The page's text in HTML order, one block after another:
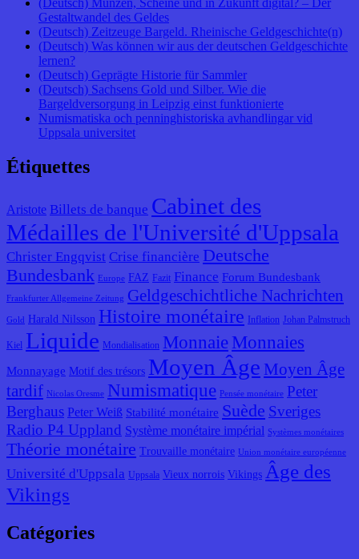
Gestaltwandel des Geldes
(Deutsch) Zeitzeuge Bargeld. Rheinische Geldgeschichte(n)
(Deutsch) Was können wir aus der deutschen Geldgeschichte
lernen?
(Deutsch) Geprägte Historie für Sammler
(Deutsch) Sachsens Gold und Silber. Wie die
Bargeldversorgung in Leipzig einst funktionierte
Numismatiska och penninghistoriska avhandlingar vid
Uppsala universitet
Étiquettes
Aristote Billets de banque Cabinet des
Médailles de l'Université d'Uppsala
Christer Engqvist Crise financière Deutsche
Bundesbank
Europe FAZ Fazit Finance Forum Bundesbank
Frankfurter Allgemeine Zeitung Geldgeschichtliche Nachrichten
Gold Harald Nilsson Histoire monétaire Inflation Johan Palmstruch
Kiel Liquide Mondialisation Monnaie Monnaies
Monnayage Motif des trésors Moyen Âge Moyen Âge
tardif Nicolas Oresme Numismatique Pensée monétaire Peter
Berghaus Peter Weiß Stabilité monétaire Suède Sveriges
Radio P4 Uppland Système monétaire impérial Systèmes monétaires
Théorie monétaire Trouvaille monétaire Union monétaire européenne
Université d'Uppsala Uppsala Vieux norrois Vikings Âge des
Vikings
Catégories